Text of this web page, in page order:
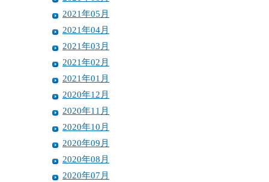
2021年05月
2021年04月
2021年03月
2021年02月
2021年01月
2020年12月
2020年11月
2020年10月
2020年09月
2020年08月
2020年07月